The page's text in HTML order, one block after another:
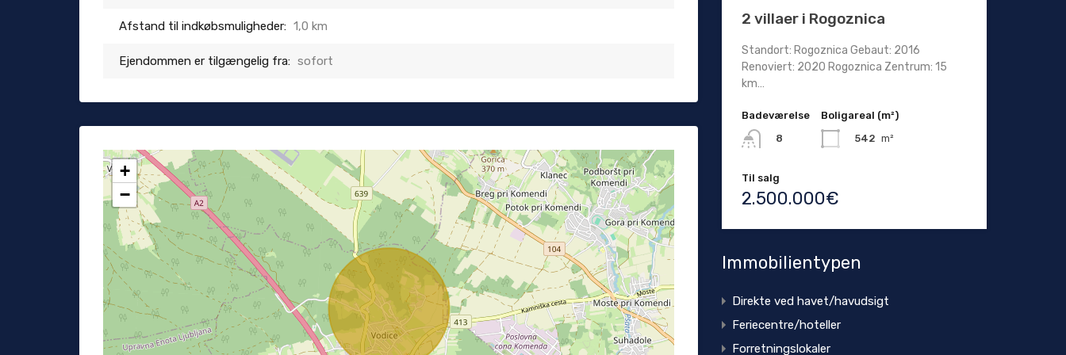
Afstand til indkøbsmuligheder: 1,0 km
Ejendommen er tilgængelig fra: sofort
+
−
2 villaer i Rogoznica
Standort: Rogoznica Gebaut: 2016
Renoviert: 2020 Rogoznica Zentrum: 15
km…
Badeværelse
8
Boligareal (m²)
542 m²
Til salg
2.500.000€
Immobilientypen
Direkte ved havet/havudsigt
Feriecentre/hoteller
Forretningslokaler